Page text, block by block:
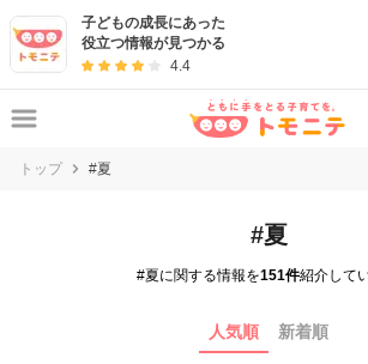
子どもの成長にあった
役立つ情報が見つかる
4.4
トップ #夏
#夏
#夏に関する情報を151件紹介して
人気順 新着順